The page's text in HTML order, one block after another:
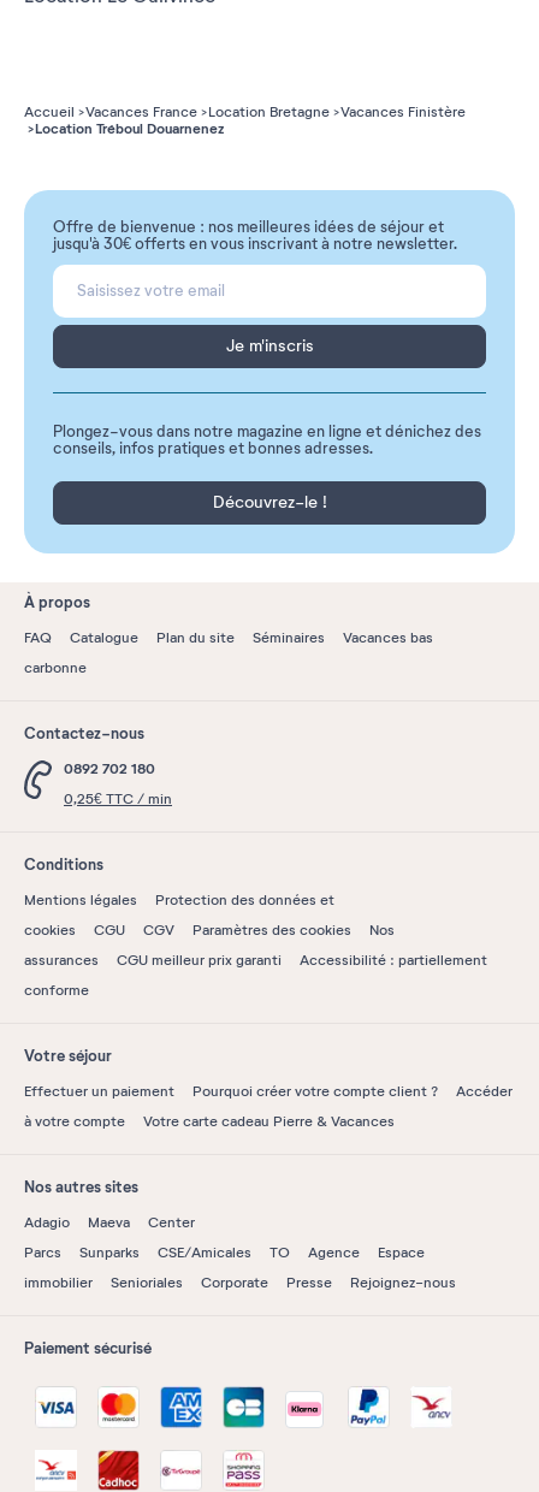
Accueil Vacances France Location Bretagne Vacances Finistère
Location Tréboul Douarnenez
Offre de bienvenue : nos meilleures idées de séjour et
jusqu'à 30€ offerts en vous inscrivant à notre newsletter.
Je m'inscris
Plongez-vous dans notre magazine en ligne et dénichez des
conseils, infos pratiques et bonnes adresses.
Découvrez-le !
À propos
FAQ Catalogue Plan du site Séminaires
Vacances bas
carbonne
Contactez-nous
0892 702 180
0,25€ TTC / min
Conditions
Mentions légales
Protection des données et
cookies
CGU CGV Paramètres des cookies
Nos
assurances
CGU meilleur prix garanti
Accessibilité : partiellement
conforme
Votre séjour
Effectuer un paiement Pourquoi créer votre compte client ?
Accéder
à votre compte
Votre carte cadeau Pierre & Vacances
Nos autres sites
Adagio Maeva
Center
Parcs
Sunparks CSE/Amicales TO Agence
Espace
immobilier
Senioriales Corporate Presse Rejoignez-nous
Paiement sécurisé